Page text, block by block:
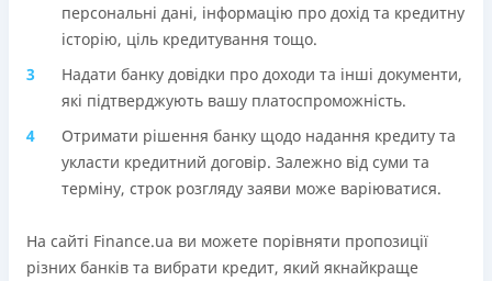
персональні дані, інформацію про дохід та кредитну
історію, ціль кредитування тощо.
Надати банку довідки про доходи та інші документи,
які підтверджують вашу платоспроможність.
Отримати рішення банку щодо надання кредиту та
укласти кредитний договір. Залежно від суми та
терміну, строк розгляду заяви може варіюватися.
На сайті Finance.ua ви можете порівняти пропозиції
різних банків та вибрати кредит, який якнайкраще